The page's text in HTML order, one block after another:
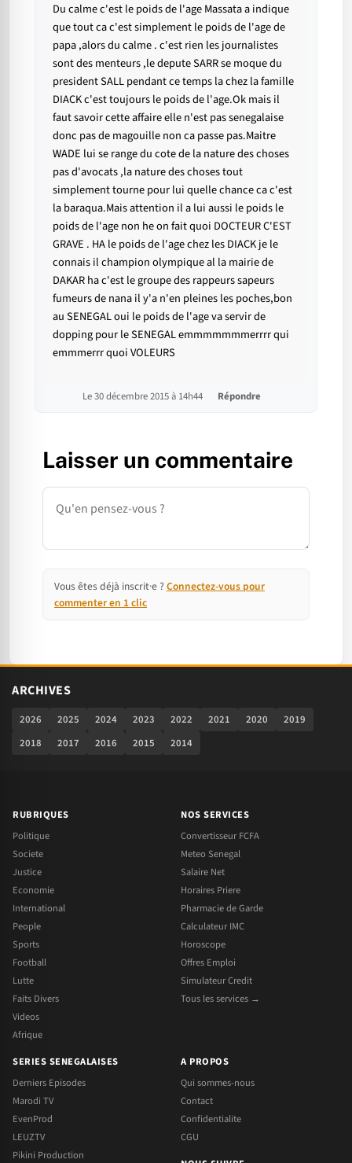
Du calme c'est le poids de l'age Massata a indique
que tout ca c'est simplement le poids de l'age de
papa ,alors du calme . c'est rien les journalistes
sont des menteurs ,le depute SARR se moque du
president SALL pendant ce temps la chez la famille
DIACK c'est toujours le poids de l'age.Ok mais il
faut savoir cette affaire elle n'est pas senegalaise
donc pas de magouille non ca passe pas.Maitre
WADE lui se range du cote de la nature des choses
pas d'avocats ,la nature des choses tout
simplement tourne pour lui quelle chance ca c'est
la baraqua.Mais attention il a lui aussi le poids le
poids de l'age non he on fait quoi DOCTEUR C'EST
GRAVE . HA le poids de l'age chez les DIACK je le
connais il champion olympique al la mairie de
DAKAR ha c'est le groupe des rappeurs sapeurs
fumeurs de nana il y'a n'en pleines les poches,bon
au SENEGAL oui le poids de l'age va servir de
dopping pour le SENEGAL emmmmmmmerrrr qui
emmmerrr quoi VOLEURS
Le 30 décembre 2015 à 14h44 Répondre
Laisser un commentaire
Commentaire
Vous êtes déjà inscrit·e ? Connectez-vous pour
commenter en 1 clic
ARCHIVES
2026 2025 2024 2023 2022 2021 2020
2019
2018
2017 2016 2015 2014
RUBRIQUES
Politique
Societe
Justice
Economie
International
People
Sports
Football
Lutte
Faits Divers
Videos
Afrique
NOS SERVICES
Convertisseur FCFA
Meteo Senegal
Salaire Net
Horaires Priere
Pharmacie de Garde
Calculateur IMC
Horoscope
Offres Emploi
Simulateur Credit
Tous les services →
SERIES SENEGALAISES
Derniers Episodes
Marodi TV
EvenProd
LEUZTV
Pikini Production
A PROPOS
Qui sommes-nous
Contact
Confidentialite
CGU